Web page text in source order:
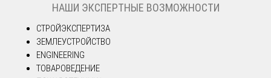
НАШИ ЭКСПЕРТНЫЕ ВОЗМОЖНОСТИ
СТРОЙЭКСПЕРТИЗА
ЗЕМЛЕУСТРОЙСТВО
ENGINEERING
ТОВАРОВЕДЕНИЕ